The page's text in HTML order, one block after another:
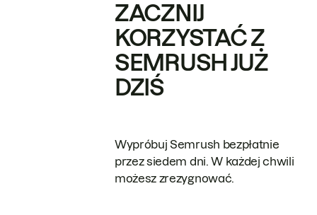
ZACZNIJ
KORZYSTAĆ Z
SEMRUSH JUŻ
DZIŚ
Wypróbuj Semrush bezpłatnie
przez siedem dni. W każdej chwili
możesz zrezygnować.